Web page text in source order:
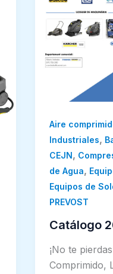
Aire
Industriales,
CEJN,
de Agua,
Equipos de
PREVOST
Catálogo
¡No te
Comprimido,